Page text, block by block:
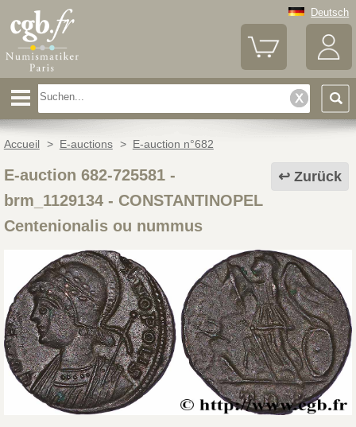
Deutsch
Accueil > E-auctions > E-auction n°682
Zurück
E-auction 682-725581 -
brm_1129134- CONSTANTINOPEL
Centenionalis ou nummus